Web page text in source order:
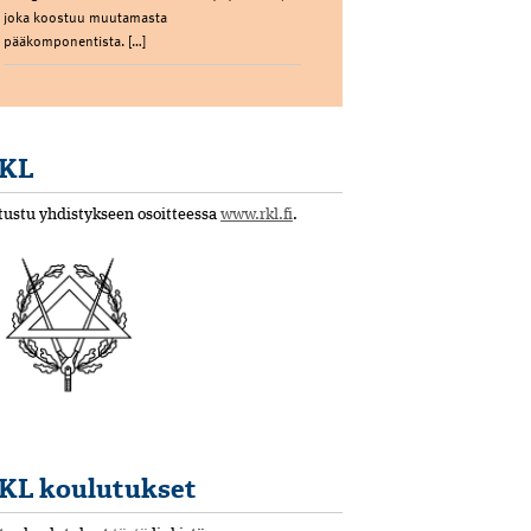
joka koostuu muutamasta
pääkomponentista. […]
yhdistykseen osoitteessa www.rkl.fi.
koulutukset